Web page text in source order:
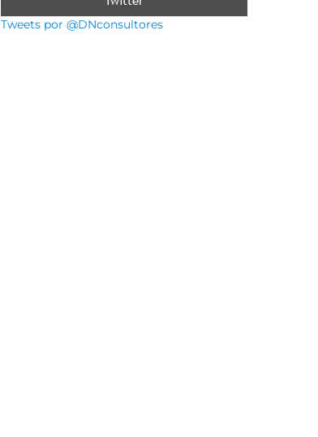
Tweets por @DNconsultores